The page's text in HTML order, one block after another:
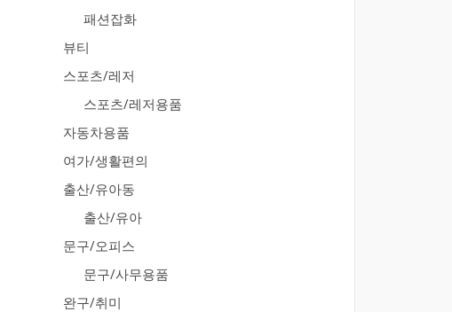
패션잡화
뷰티
스포츠/레저
스포츠/레저용품
자동차용품
여가/생활편의
출산/유아동
출산/유아
문구/오피스
문구/사무용품
완구/취미